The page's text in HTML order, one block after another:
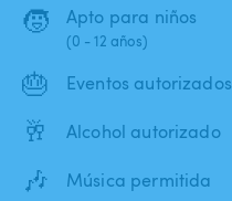
🧒 Apto para niños
(0 - 12 años)
🎂 Eventos autorizados
🥂 Alcohol autorizado
🎶 Música permitida